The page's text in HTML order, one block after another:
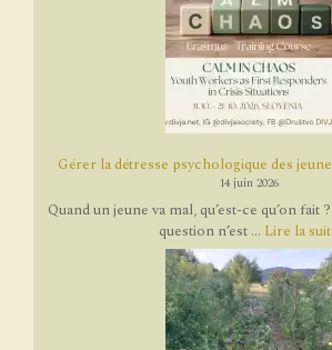
Gérer la détresse psychologique des
14 juin 2026
Quand un jeune va mal, qu’est-ce qu’on
question n’est ... Lire la